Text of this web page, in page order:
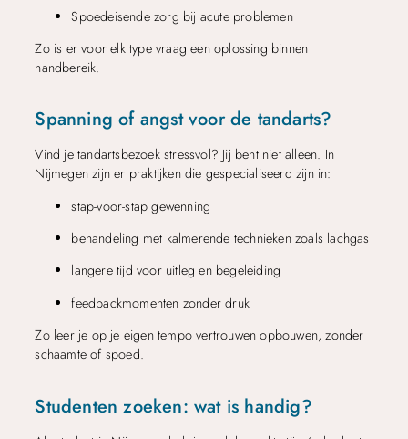
Spoedeisende zorg bij acute problemen
Zo is er voor elk type vraag een oplossing binnen
handbereik.
Spanning of angst voor de tandarts?
Vind je tandartsbezoek stressvol? Jij bent niet alleen. In
Nijmegen zijn er praktijken die gespecialiseerd zijn in:
stap-voor-stap gewenning
behandeling met kalmerende technieken zoals lachgas
langere tijd voor uitleg en begeleiding
feedbackmomenten zonder druk
Zo leer je op je eigen tempo vertrouwen opbouwen, zonder
schaamte of spoed.
Studenten zoeken: wat is handig?